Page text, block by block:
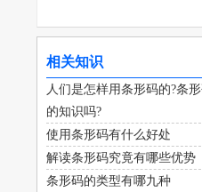
相关知识
人们是怎样用条形码的?条
的知识吗?
使用条形码有什么好处
解读条形码究竟有哪些优势
条形码的类型有哪九种